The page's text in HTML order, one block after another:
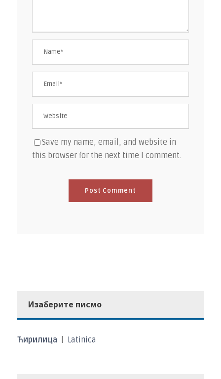
Save my name, email, and website in
this browser for the next time I comment.
Изаберите писмо
Ћирилица Latinica